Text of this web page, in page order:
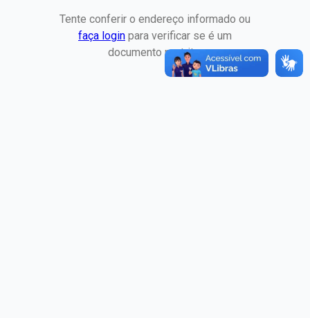
Tente conferir o endereço informado ou
faça login para verificar se é um
documento restrito.